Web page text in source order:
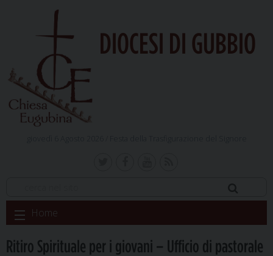
DIOCESI DI GUBBIO
Skip
to
Home
Ritiro Spirituale per i giovani – Ufficio di pastorale